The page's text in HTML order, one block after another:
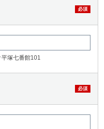
塚七番館101